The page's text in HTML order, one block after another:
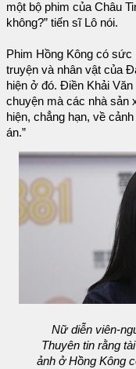
một bộ phim của Châu
không?” tiến sĩ Lô nói.
Phim Hồng Kông có sức
truyện và nhân vật của
hiện ở đó. Điền Khải
chuyện mà các nhà sản
hiện, chẳng hạn, về
án.”
Nữ diễn viên-
Thuyên tin rằng
ảnh ở Hồng Kông